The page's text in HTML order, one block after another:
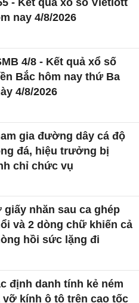
- Kết quả xổ số Vietlott
nay 4/8/2026
4/8 - Kết quả xổ số
Bắc hôm nay thứ Ba
4/8/2026
gia đường dây cá độ
đá, hiệu trưởng bị
chỉ chức vụ
giấy nhăn sau ca ghép
và 2 dòng chữ khiến cả
hồi sức lặng đi
định danh tính kẻ ném
vỡ kính ô tô trên cao tốc